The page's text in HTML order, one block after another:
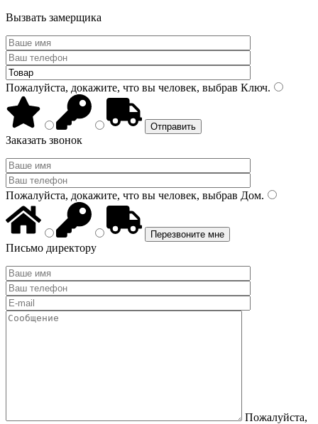
Вызвать замерщика
Пожалуйста, докажите, что вы человек, выбрав Ключ.
Заказать звонок
Пожалуйста, докажите, что вы человек, выбрав Дом.
Письмо директору
Пожалуйста,